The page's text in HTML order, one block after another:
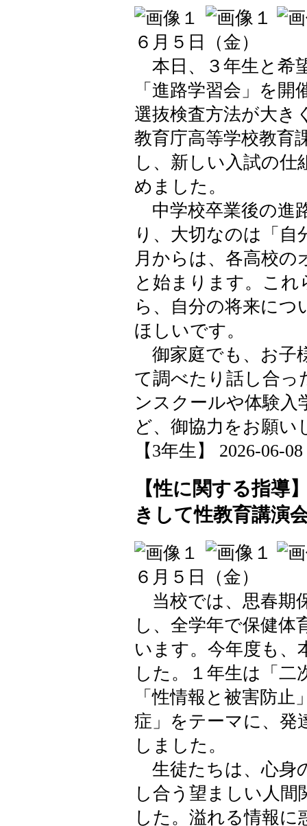
６月５日（金）
本日、３年生と希
「進路学習会」を
選抜検査方法が大き
教育庁高等学校教育
し、新しい入試の
めました。
中学校卒業後の進
り、大切なのは「
月からは、各高校の
と始まります。こ
ら、自分の将来につ
ほしいです。
御家庭でも、お子
て調べたり話し合っ
ンスクールや体験
ど、御協力をお願い
【3年生】 2026-06-
【性に関する指導
きして性教育講演
６月５日（金）
当校では、思春期
し、全学年で保健体
います。今年度も、
した。１年生は「二
「性情報と被害防
症」をテーマに、発
しました。
生徒たちは、心身
し合う望ましい人
した。溢れる情報